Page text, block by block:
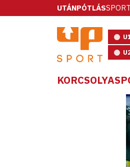
UTÁNPÓTLÁSSPORT